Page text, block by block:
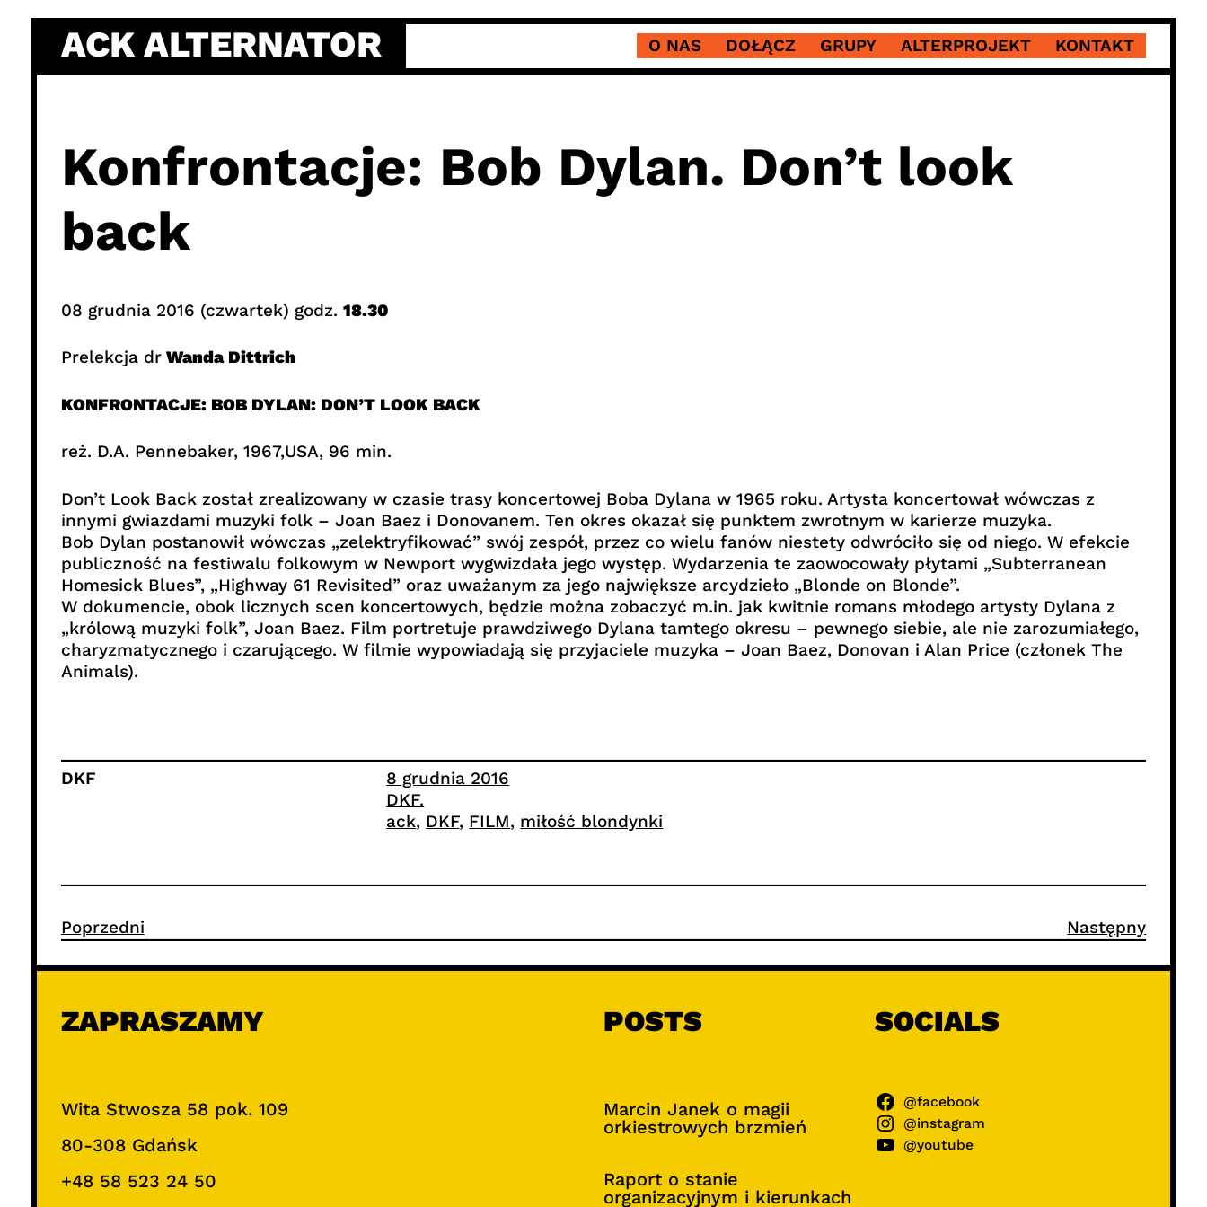
content
ACK ALTERNATOR O NAS DOŁĄCZ GRUPY ALTERPROJEKT KONTAKT
Konfrontacje: Bob Dylan. Don’t look
back
08 grudnia 2016 (czwartek) godz. 18.30
Prelekcja drWanda Dittrich
KONFRONTACJE: BOB DYLAN: DON’T LOOK BACK
reż. D.A. Pennebaker, 1967,USA, 96 min.
Don’t Look Back został zrealizowany w czasie trasy koncertowej Boba Dylana w 1965 roku. Artysta koncertował wówczas z
innymi gwiazdami muzyki folk – Joan Baez i Donovanem. Ten okres okazał się punktem zwrotnym w karierze muzyka.
Bob Dylan postanowił wówczas „zelektryfikować” swój zespół, przez co wielu fanów niestety odwróciło się od niego. W efekcie
publiczność na festiwalu folkowym w Newport wygwizdała jego występ. Wydarzenia te zaowocowały płytami „Subterranean
Homesick Blues”, „Highway 61 Revisited” oraz uważanym za jego największe arcydzieło „Blonde on Blonde”.
W dokumencie, obok licznych scen koncertowych, będzie można zobaczyć m.in. jak kwitnie romans młodego artysty Dylana z
„królową muzyki folk”, Joan Baez. Film portretuje prawdziwego Dylana tamtego okresu – pewnego siebie, ale nie zarozumiałego,
charyzmatycznego i czarującego. W filmie wypowiadają się przyjaciele muzyka – Joan Baez, Donovan i Alan Price (członek The
Animals).
DKF
8 grudnia 2016
DKF.
ack, DKF, FILM, miłość blondynki
Poprzedni Następny
ZAPRASZAMY
Wita Stwosza 58 pok. 109
80-308 Gdańsk
+48 58 523 24 50
POSTS
Marcin Janek o magii
orkiestrowych brzmień
Raport o stanie
organizacyjnym i kierunkach
SOCIALS
@facebook
@instagram
@youtube